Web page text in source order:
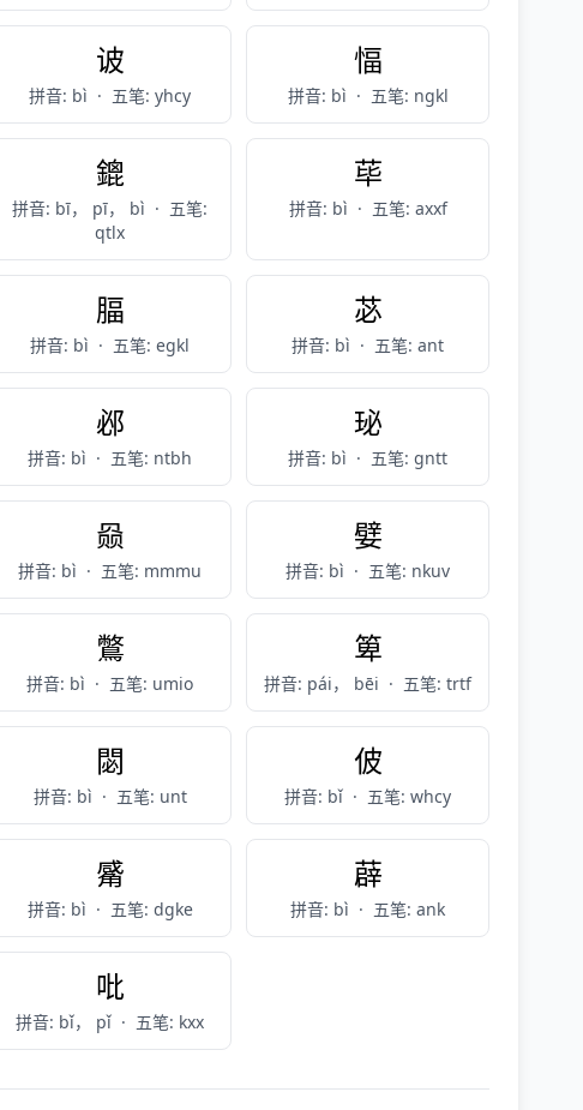
诐
拼音: bì · 五笔: yhcy
愊
拼音: bì · 五笔: ngkl
鎞
拼音: bī， pī， bì · 五笔:
qtlx
荜
拼音: bì · 五笔: axxf
腷
拼音: bì · 五笔: egkl
苾
拼音: bì · 五笔: ant
邲
拼音: bì · 五笔: ntbh
珌
拼音: bì · 五笔: gntt
赑
拼音: bì · 五笔: mmmu
嬖
拼音: bì · 五笔: nkuv
鷩
拼音: bì · 五笔: umio
箄
拼音: pái， bēi · 五笔: trtf
閟
拼音: bì · 五笔: unt
佊
拼音: bǐ · 五笔: whcy
觱
拼音: bì · 五笔: dgke
薜
拼音: bì · 五笔: ank
吡
拼音: bǐ， pǐ · 五笔: kxx